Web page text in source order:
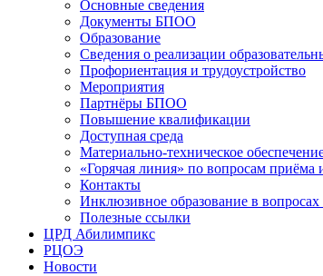
Основные сведения
Документы БПОО
Образование
Сведения о реализации
Профориентация и трудоустройство
Мероприятия
Партнёры БПОО
Повышение квалификации
Доступная среда
Материально-техническое
«Горячая линия» по вопросам приёма
Контакты
Инклюзивное образование в вопросах
Полезные ссылки
ЦРД Абилимпикс
РЦОЭ
Новости